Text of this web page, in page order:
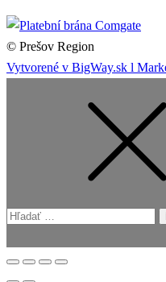
© Prešov Region
Vytvorené v BigWay.sk l
Hľadať: